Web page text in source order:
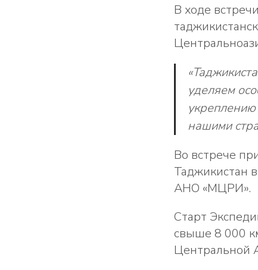
В ходе
уделяем
нашими
Во встрече
Таджикистан
АНО «МЦРИ».
Старт
свыше 8 000
Центральной